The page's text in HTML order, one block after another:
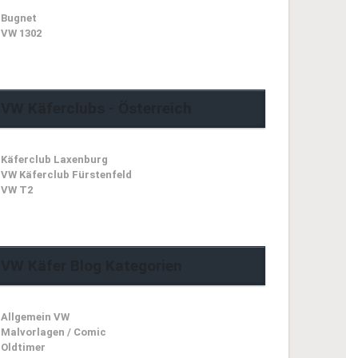
Bugnet
VW 1302
Käferclub Laxenburg
VW Käferclub Fürstenfeld
VW T2
Allgemein VW
Malvorlagen / Comic
Oldtimer